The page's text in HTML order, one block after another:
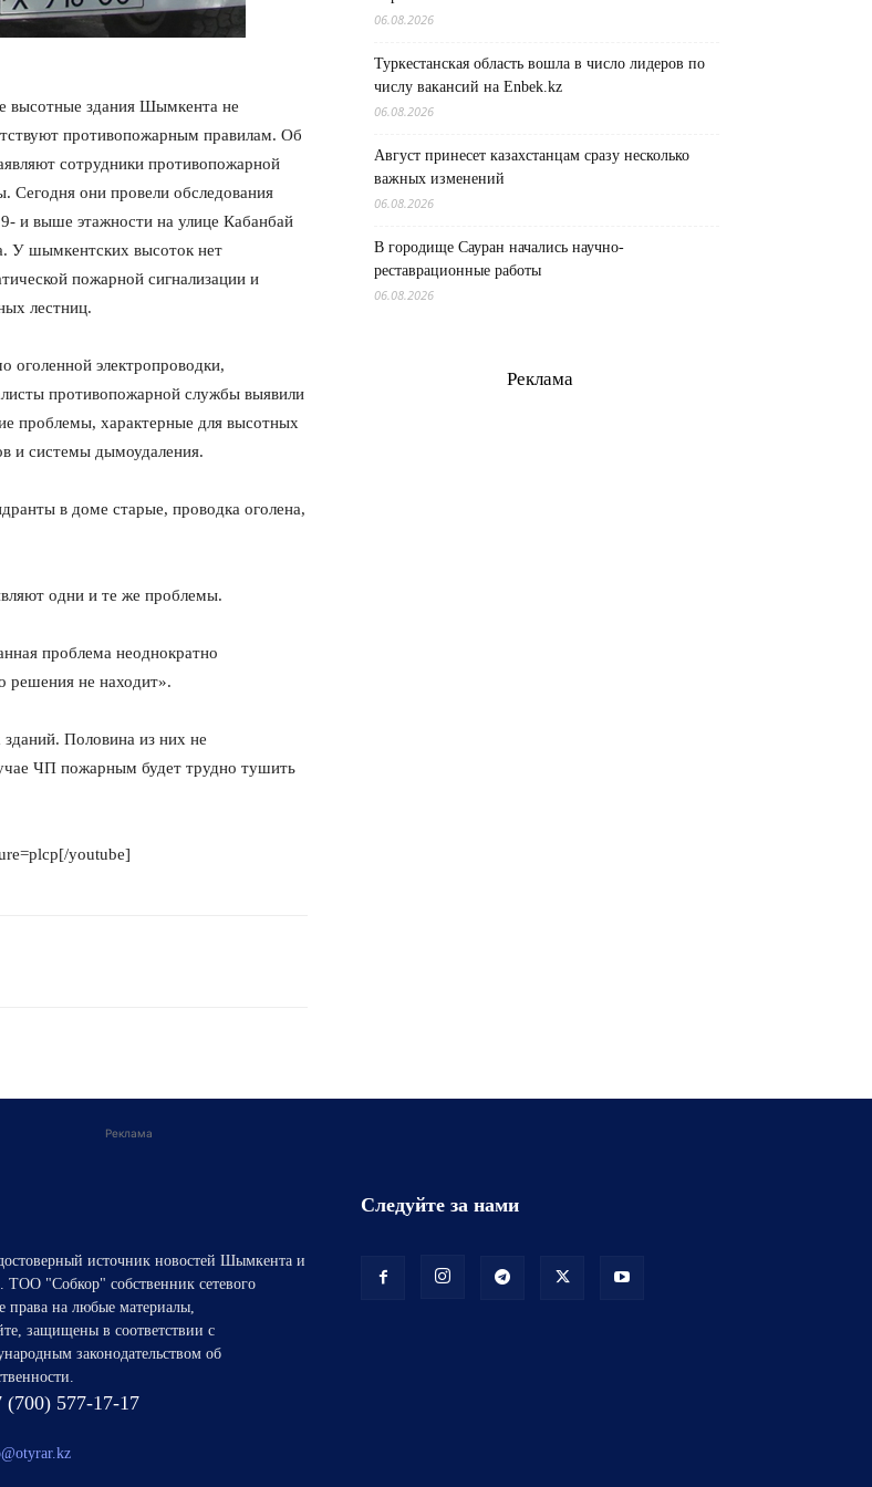
высотные здания Шымкента не
противопожарным правилам. Об
сотрудники противопожарной
Сегодня они провели обследования
и выше этажности на улице Кабанбай
У шымкентских высоток нет
пожарной сигнализации и
лестниц.
оголенной электропроводки,
противопожарной службы выявили
проблемы, характерные для высотных
и системы дымоудаления.
в доме старые, проводка оголена,
одни и те же проблемы.
проблема неоднократно
решения не находит».
Половина из них не
ЧП пожарным будет трудно тушить
youtube]
06.08.2026
Туркестанская область вошла в число лидеров по
числу вакансий на Enbek.kz
06.08.2026
Август принесет казахстанцам сразу несколько
важных изменений
06.08.2026
В городище Сауран начались научно-
реставрационные работы
06.08.2026
Реклама
Реклама
источник новостей Шымкента и
ТОО "Собкор" собственник сетевого
права на любые материалы,
защищены в соответствии с
законодательством об
577-17-17
Следуйте за нами